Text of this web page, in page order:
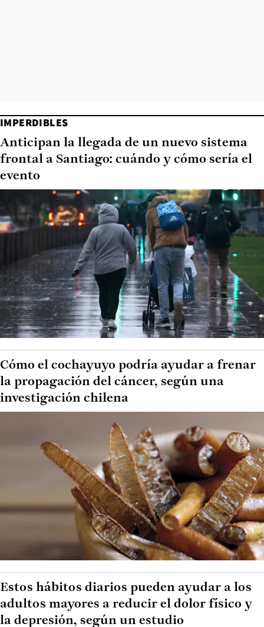
IMPERDIBLES
Anticipan la llegada de un nuevo sistema
frontal a Santiago: cuándo y cómo sería el
evento
Cómo el cochayuyo podría ayudar a frenar
la propagación del cáncer, según una
investigación chilena
Estos hábitos diarios pueden ayudar a los
adultos mayores a reducir el dolor físico y
la depresión, según un estudio